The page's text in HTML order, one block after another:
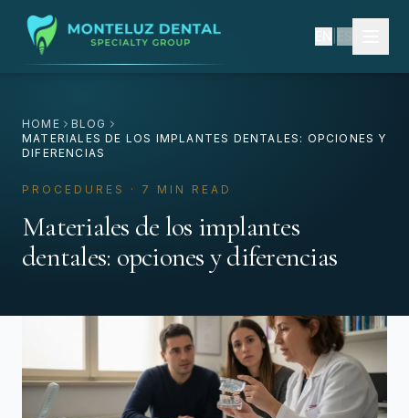
HOME
BLOG
MATERIALES DE LOS IMPLANTES DENTALES: OPCIONES Y
DIFERENCIAS
PROCEDURES · 7 MIN READ
Materiales de los implantes
dentales: opciones y diferencias